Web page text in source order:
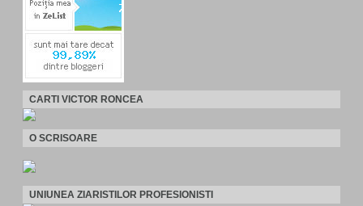
CARTI VICTOR RONCEA
O SCRISOARE
UNIUNEA ZIARISTILOR PROFESIONISTI